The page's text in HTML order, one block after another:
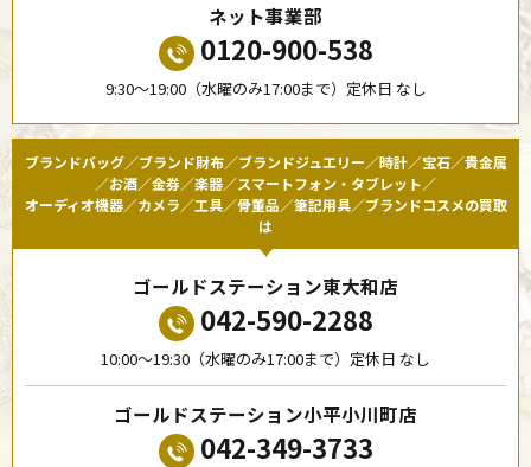
ネット事業部
0120-900-538
9:30〜19:00（水曜のみ17:00まで）定休日 なし
ブランドバッグ／ブランド財布／ブランドジュエリー／時計／宝石／貴金属
／お酒／金券／楽器／スマートフォン・タブレット／
オーディオ機器／カメラ／工具／骨董品／筆記用具／ブランドコスメの買取
は
ゴールドステーション東大和店
042-590-2288
10:00〜19:30（水曜のみ17:00まで）定休日 なし
ゴールドステーション小平小川町店
042-349-3733